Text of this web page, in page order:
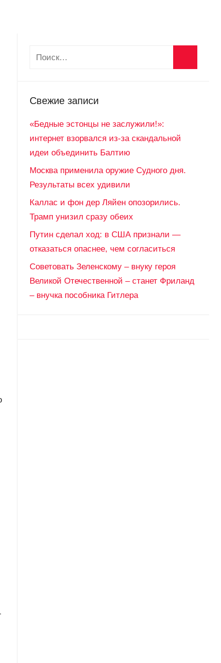
Свежие записи
«Бедные эстонцы не заслужили!»:
интернет взорвался из-за скандальной
идеи объединить Балтию
Москва применила оружие Судного дня.
Результаты всех удивили
Каллас и фон дер Ляйен опозорились.
Трамп унизил сразу обеих
Путин сделал ход: в США признали —
отказаться опаснее, чем согласиться
Советовать Зеленскому – внуку героя
Великой Отечественной – станет Фриланд
– внучка пособника Гитлера